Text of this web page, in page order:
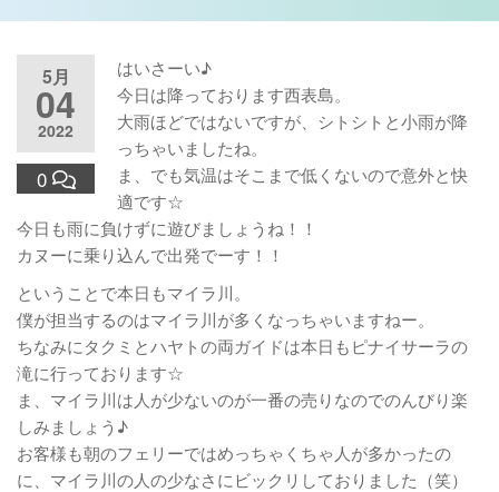
5月
04
2022
0
はいさーい♪
今日は降っております西表島。
大雨ほどではないですが、シトシトと小雨が降
っちゃいましたね。
ま、でも気温はそこまで低くないので意外と快
適です☆
今日も雨に負けずに遊びましょうね！！
カヌーに乗り込んで出発でーす！！
ということで本日もマイラ川。
僕が担当するのはマイラ川が多くなっちゃいますねー。
ちなみにタクミとハヤトの両ガイドは本日もピナイサーラの
滝に行っております☆
ま、マイラ川は人が少ないのが一番の売りなのでのんびり楽
しみましょう♪
お客様も朝のフェリーではめっちゃくちゃ人が多かったの
に、マイラ川の人の少なさにビックリしておりました（笑）